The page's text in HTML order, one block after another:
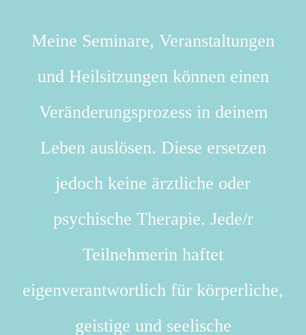
Meine Seminare, Veranstaltungen
und Heilsitzungen können einen
Veränderungsprozess in deinem
Leben auslösen. Diese ersetzen
jedoch keine ärztliche oder
psychische Therapie. Jede/r
Teilnehmerin haftet
eigenverantwortlich für körperliche,
geistige und seelische